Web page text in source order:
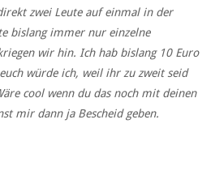
zwei Leute auf einmal in der
bislang immer nur einzelne
wir hin. Ich hab bislang 10 Euro
würde ich, weil ihr zu zweit seid
cool wenn du das noch mit deinen
mir dann ja Bescheid geben.